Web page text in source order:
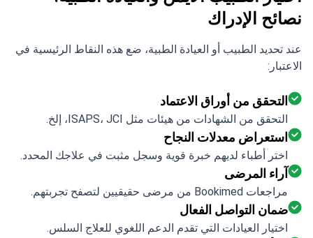
نصائح الإدراك
عند تحديد الطبيب أو العيادة الطبية، ضع هذه النقاط الرئيسية في
الاعتبار:
التحقق من أوراق الاعتماد
التحقق من الشهادات من هيئات مثل ISAPS، JCI، إلخ.
استعراض معدلات النجاح
اختر أطباء لديهم خبرة قوية وسجل مثبت في علاجك المحدد.
آراء المرضى
مراجعات Bookimed من مرضى حقيقيين لتصفح تجربتهم.
ضمان التواصل الفعال
اختيار العيادات التي تقدم الدعم اللغوي للعلاج السلس.